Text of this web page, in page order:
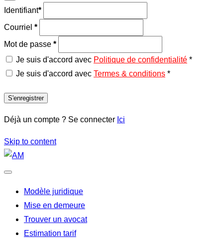
Identifiant*
Courriel *
Mot de passe *
Je suis d'accord avec Politique de confidentialité *
Je suis d'accord avec Termes & conditions *
S'enregistrer
Déjà un compte ? Se connecter Ici
Skip to content
Modèle juridique
Mise en demeure
Trouver un avocat
Estimation tarif